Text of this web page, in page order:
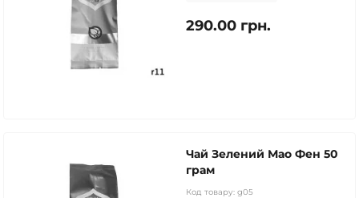
290.00 грн.
Чай Зелений Мао Фен 50
грам
Код товару: g05